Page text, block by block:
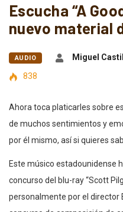
Escucha “A
nuevo material
AUDIO Miguel
838
Ahora toca platicarles sobre
de muchos sentimientos y
por él mismo, así si quieres
Este músico estadounidense
concurso del blu-ray “Scott
personalmente por el director